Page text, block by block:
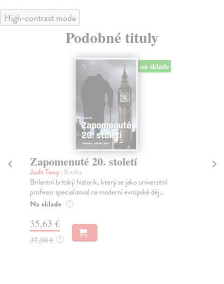
High-contrast mode
Podobné tituly
na sklade
Zapomenuté 20. století
Judt Tony| Kniha
Brilantní britský historik, který se jako univerzitní
profesor specializoval na moderní evropské děj...
Na sklade ?
35,63 €
37,50 € ?